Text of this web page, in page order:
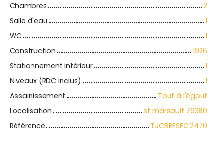
Chambres
2
Salle d'eau
1
WC
1
Construction
1936
Stationnement intérieur
1
Niveaux (RDC inclus)
1
Assainissement
Tout à l'égout
Localisation
st marsault 79380
Référence
TUCBRESEC:2470